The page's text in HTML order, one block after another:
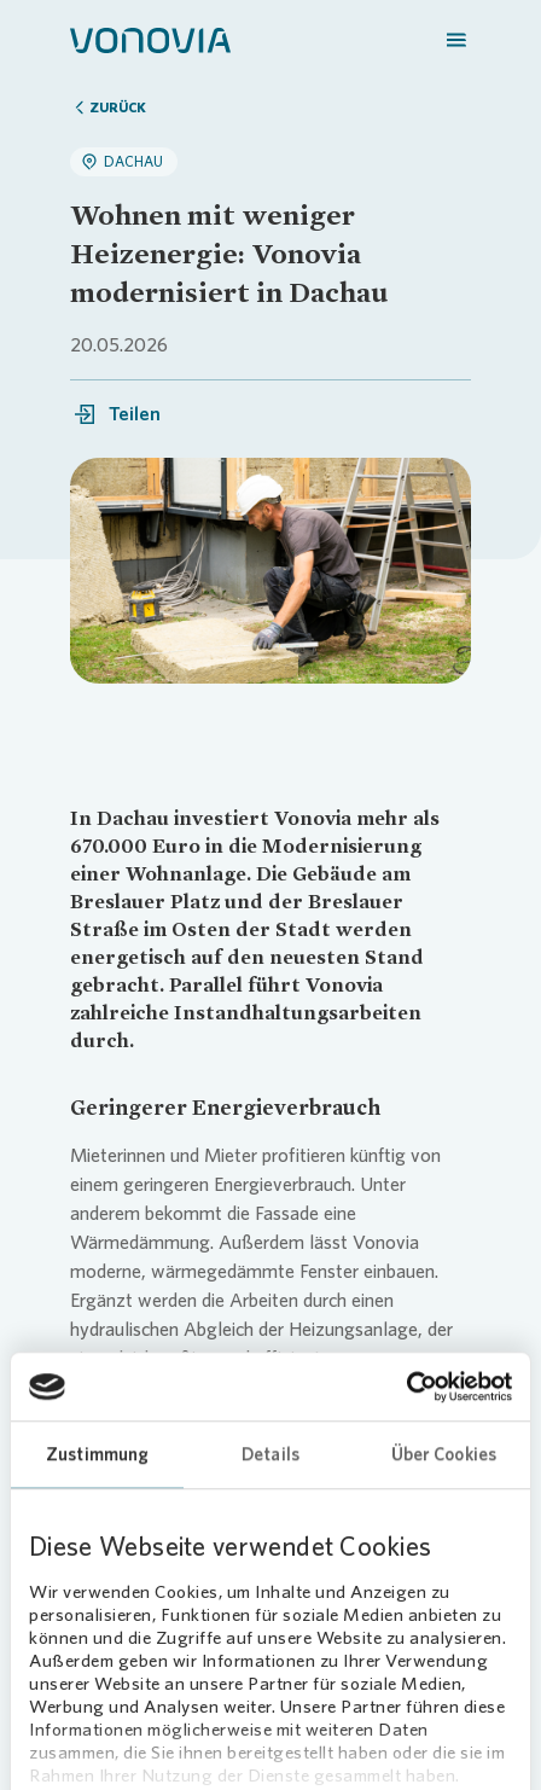
Zustimmung Details Über Cookies
Diese Webseite verwendet Cookies
Wir verwenden Cookies, um Inhalte und Anzeigen zu
personalisieren, Funktionen für soziale Medien anbieten zu
können und die Zugriffe auf unsere Website zu analysieren.
Außerdem geben wir Informationen zu Ihrer Verwendung
unserer Website an unsere Partner für soziale Medien,
Werbung und Analysen weiter. Unsere Partner führen diese
Informationen möglicherweise mit weiteren Daten
zusammen, die Sie ihnen bereitgestellt haben oder die sie im
Rahmen Ihrer Nutzung der Dienste gesammelt haben.
Zuhause finden
Mein Zuhause
Meine Stadt
Login
ZURÜCK
DACHAU
Wohnen mit weniger
Heizenergie: Vonovia
modernisiert in Dachau
20.05.2026
Teilen
Loading...
In Dachau investiert Vonovia mehr als
670.000 Euro in die Modernisierung
einer Wohnanlage. Die Gebäude am
Breslauer Platz und der Breslauer
Straße im Osten der Stadt werden
energetisch auf den neuesten Stand
gebracht. Parallel führt Vonovia
zahlreiche Instandhaltungsarbeiten
durch.
Geringerer Energieverbrauch
Mieterinnen und Mieter profitieren künftig von
einem geringeren Energieverbrauch. Unter
anderem bekommt die Fassade eine
Wärmedämmung. Außerdem lässt Vonovia
moderne, wärmegedämmte Fenster einbauen.
Ergänzt werden die Arbeiten durch einen
hydraulischen Abgleich der Heizungsanlage, der
eine gleichmäßige und effiziente
sicherstellt.
Gleichzeitig setzt Vonoviazahlreiche Erhaltungs-
und Instandsetzungsarbeiten um. Das
Treppenhäuser neu streichen und installiert neue
Briefkasten-, Klingel- und Gegensprechanlagen
sowie Rollläden.
Robert Stellmach, Regionalleitung Bayern von
Vonovia: „Die Investition in die Energieeffizienz
der Wohnanlage in Dachau hilft nicht nur der
Umwelt, sondern vor allem auch unseren
Mieterinnen und Mietern. Sie profitieren durch